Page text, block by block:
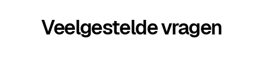
Veelgestelde vragen